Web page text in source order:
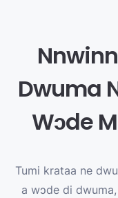
Dwuma
Wɔde
Tumi krataa ne
a wɔde di